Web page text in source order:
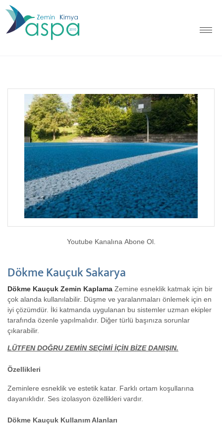
Youtube Kanalına Abone Ol.
Dökme Kauçuk Sakarya
Dökme Kauçuk Zemin Kaplama Zemine esneklik katmak için bir
çok alanda kullanılabilir. Düşme ve yaralanmaları önlemek için en
iyi çözümdür. İki katmanda uygulanan bu sistemler uzman ekipler
tarafında özenle yapılmalıdır. Diğer türlü başınıza sorunlar
çıkarabilir.
LÜTFEN DOĞRU ZEMİN SEÇİMİ İÇİN BİZE DANIŞIN.
Özellikleri
Zeminlere esneklik ve estetik katar. Farklı ortam koşullarına
dayanıklıdır. Ses izolasyon özellikleri vardır.
Dökme Kauçuk Kullanım Alanları